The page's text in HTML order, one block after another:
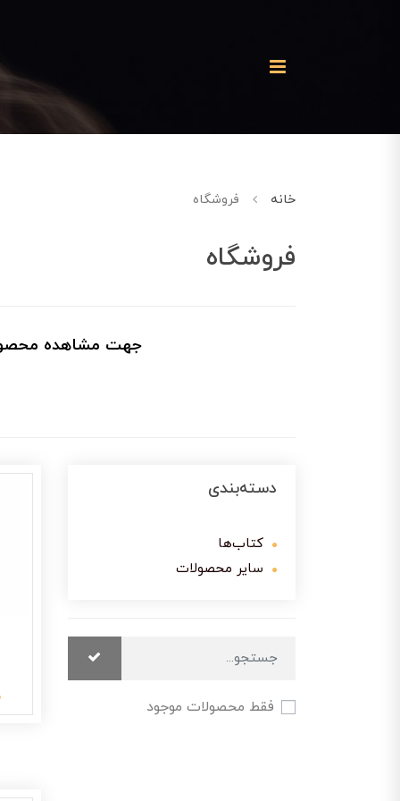
خانه فروشگاه
فروشگاه
جهت مشاهده
دسته‌بندی
کتاب‌ها
سایر محصولات
فقط محصولات موجود